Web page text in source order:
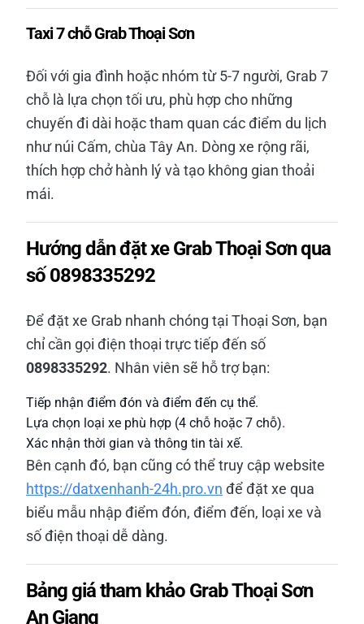
Taxi 7 chỗ Grab Thoại Sơn
Đối với gia đình hoặc nhóm từ 5-7 người, Grab 7
chỗ là lựa chọn tối ưu, phù hợp cho những
chuyến đi dài hoặc tham quan các điểm du lịch
như núi Cấm, chùa Tây An. Dòng xe rộng rãi,
thích hợp chở hành lý và tạo không gian thoải
mái.
Hướng dẫn đặt xe Grab Thoại Sơn qua
số 0898335292
Để đặt xe Grab nhanh chóng tại Thoại Sơn, bạn
chỉ cần gọi điện thoại trực tiếp đến số
0898335292. Nhân viên sẽ hỗ trợ bạn:
Tiếp nhận điểm đón và điểm đến cụ thể.
Lựa chọn loại xe phù hợp (4 chỗ hoặc 7 chỗ).
Xác nhận thời gian và thông tin tài xế.
Bên cạnh đó, bạn cũng có thể truy cập website
https://datxenhanh-24h.pro.vn để đặt xe qua
biểu mẫu nhập điểm đón, điểm đến, loại xe và
số điện thoại dễ dàng.
Bảng giá tham khảo Grab Thoại Sơn
An Giang